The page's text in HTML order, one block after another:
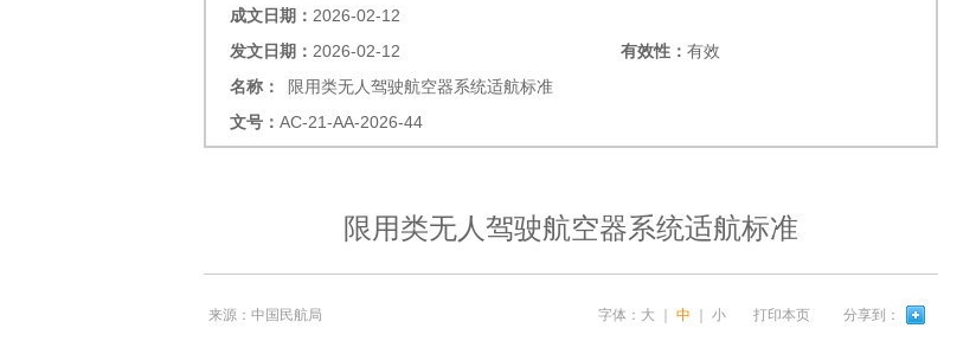
成文日期： 2026-02-12
发文日期： 2026-02-12 有效性： 有效
名称：
限用类无人驾驶航空器系统适航标准
文号： AC-21-AA-2026-44
限用类无人驾驶航空器系统适航标准
来源：中国民航局 字体： 大 中 小 打印本页 分享到：